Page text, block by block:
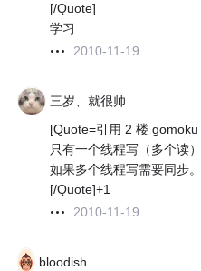
[/Quote]
学习
2010-11-19
三岁、就很帅
[Quote=引用 2 楼 gomoku
只有一个线程写（多个读）
如果多个线程写需要同步。
[/Quote]+1
2010-11-19
bloodish